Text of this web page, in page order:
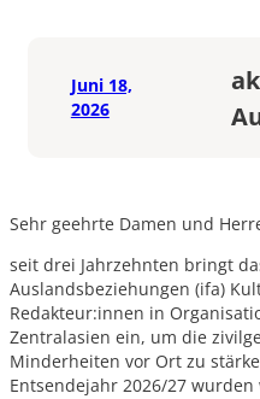
Juni 18,
2026
Sehr geehrte Damen und
seit drei Jahrzehnten bringt
Auslandsbeziehungen (ifa)
Redakteur:innen in
Zentralasien ein, um die
Minderheiten vor Ort zu
Entsendejahr 2026/27